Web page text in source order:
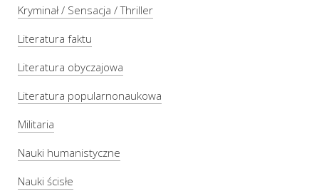
Kryminał / Sensacja / Thriller
Literatura faktu
Literatura obyczajowa
Literatura popularnonaukowa
Militaria
Nauki humanistyczne
Nauki ścisłe